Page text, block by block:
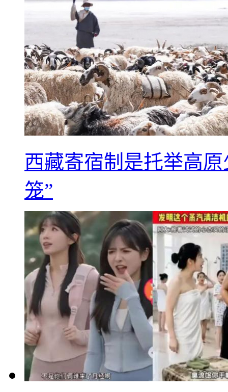
西藏寄宿制是托举高
笼”